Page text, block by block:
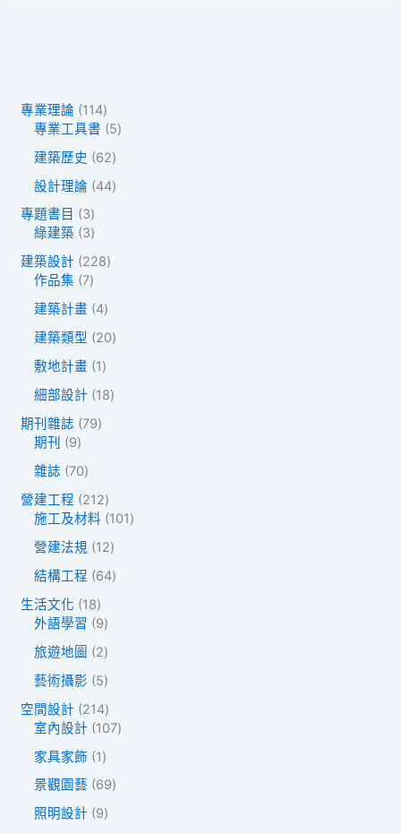
專業理論 1141
1
個
產
專業工具書 55
建築歷史 626
個
設計理論 444
專題書目 33
個
品
綠建築 33
產
品
建築設計 2282
個
產
作品集 77
產
品
建築計畫 44
產
品
建築類型 202
產
敷地計畫 11
產
品
細部設計 181
期刊雜誌 797
品
期刊 99
產
品
雜誌 707
個
產
品
營建工程 2122
1
個
產
施工及材料 1011
營建法規 121
個
結構工程 646
生活文化 181
8
產
品
外語學習 99
產
品
旅遊地圖 22
產
品
藝術攝影 55
產
品
空間設計 2142
1
個
產
室內設計 1071
家具家飾 11
產
品
景觀園藝 696
照明設計 99